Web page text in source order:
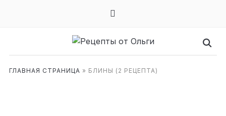
mail
ГЛАВНАЯ СТРАНИЦА » БЛИНЫ (2 РЕЦЕПТА)